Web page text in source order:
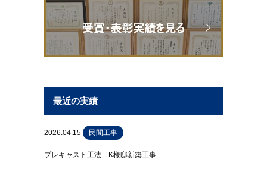
最近の実績
2026.04.15 民間工事
プレキャスト工法 K様邸新築工事